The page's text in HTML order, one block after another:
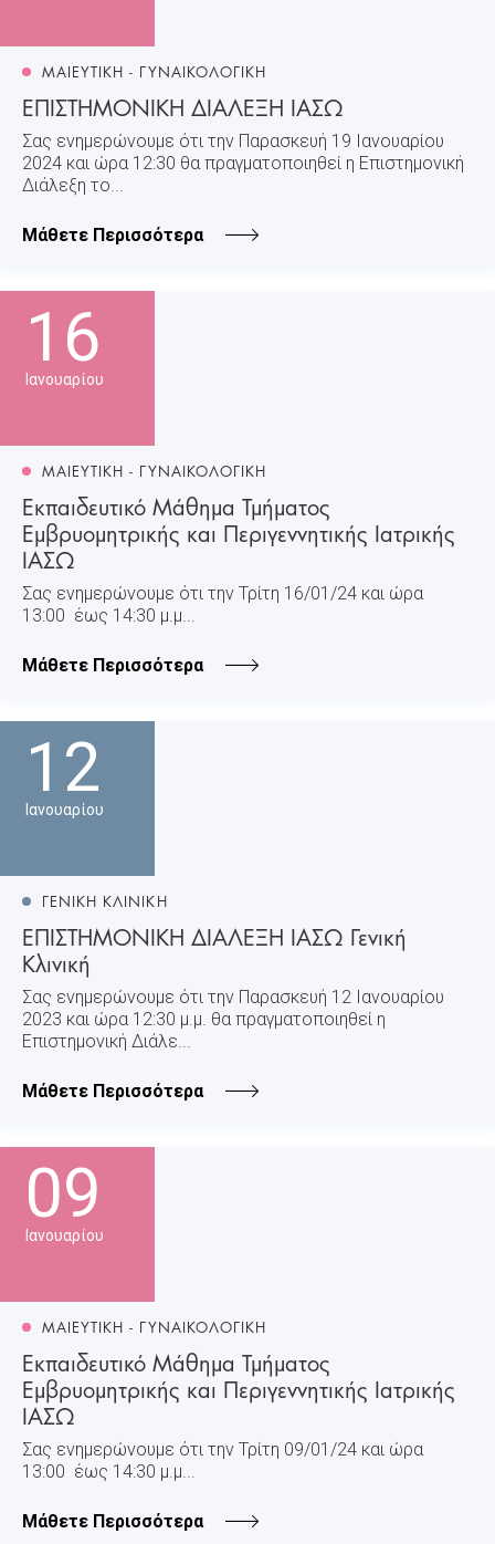
ΜΑΙΕΥΤΙΚΗ - ΓΥΝΑΙΚΟΛΟΓΙΚΗ
ΕΠΙΣΤΗΜΟΝΙΚΗ ΔΙΑΛΕΞΗ ΙΑΣΩ
Σας ενημερώνουμε ότι την Παρασκευή 19 Ιανουαρίου
2024 και ώρα 12:30 θα πραγματοποιηθεί η Επιστημονική
Διάλεξη το...
Μάθετε Περισσότερα
16
Ιανουαρίου
ΜΑΙΕΥΤΙΚΗ - ΓΥΝΑΙΚΟΛΟΓΙΚΗ
Εκπαιδευτικό Μάθημα Τμήματος
Εμβρυομητρικής και Περιγεννητικής Ιατρικής
ΙΑΣΩ
Σας ενημερώνουμε ότι την Τρίτη 16/01/24 και ώρα
13:00 έως 14:30 μ.μ...
Μάθετε Περισσότερα
12
Ιανουαρίου
ΓΕΝΙΚΗ ΚΛΙΝΙΚΗ
ΕΠΙΣΤΗΜΟΝΙΚΗ ΔΙΑΛΕΞΗ ΙΑΣΩ Γενική
Κλινική
Σας ενημερώνουμε ότι την Παρασκευή 12 Ιανουαρίου
2023 και ώρα 12:30 μ.μ. θα πραγματοποιηθεί η
Επιστημονική Διάλε...
Μάθετε Περισσότερα
09
Ιανουαρίου
ΜΑΙΕΥΤΙΚΗ - ΓΥΝΑΙΚΟΛΟΓΙΚΗ
Εκπαιδευτικό Μάθημα Τμήματος
Εμβρυομητρικής και Περιγεννητικής Ιατρικής
ΙΑΣΩ
Σας ενημερώνουμε ότι την Τρίτη 09/01/24 και ώρα
13:00 έως 14:30 μ.μ...
Μάθετε Περισσότερα